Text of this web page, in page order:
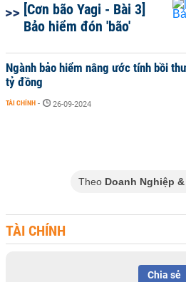
[Cơn bão Yagi - Bài 3]
Bảo hiểm đón 'bão'
Ngành bảo hiểm nâng ước tính bồi
tỷ đồng
TÀI CHÍNH - 26-09-2024
Theo Doanh Nghiệp
TÀI CHÍNH
Chia sẻ